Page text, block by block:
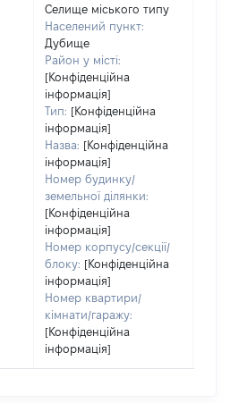
Селище міського типу
Населений пункт:
Дубище
Район у місті:
[Конфіденційна
інформація]
Тип: [Конфіденційна
інформація]
Назва: [Конфіденційна
інформація]
Номер будинку/
земельної ділянки:
[Конфіденційна
інформація]
Номер корпусу/секції/
блоку: [Конфіденційна
інформація]
Номер квартири/
кімнати/гаражу:
[Конфіденційна
інформація]